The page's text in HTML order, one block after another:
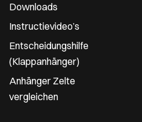
Downloads
Instructievideo’s
Entscheidungshilfe
(Klappanhänger)
Anhänger Zelte
vergleichen